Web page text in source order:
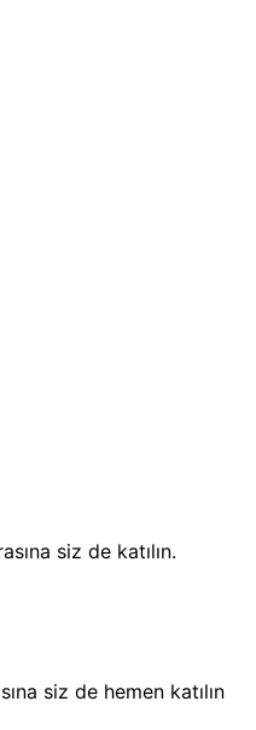
siz de katılın.
siz de hemen katılın